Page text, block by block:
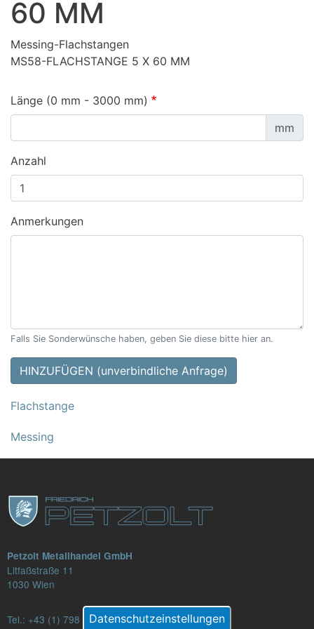
60 MM
Messing-Flachstangen
MS58-FLACHSTANGE 5 X 60 MM
Länge (0 mm - 3000 mm)
mm
Anzahl
Anmerkungen
Falls Sie Sonderwünsche haben, geben Sie diese bitte hier an.
HINZUFÜGEN (unverbindliche Anfrage)
Flachstange
Messing
Petzolt Metallhandel GmbH
Litfaßstraße 11
1030 Wien
Tel.: +43 (1) 798 82 88-16Datenschutzeinstellungen